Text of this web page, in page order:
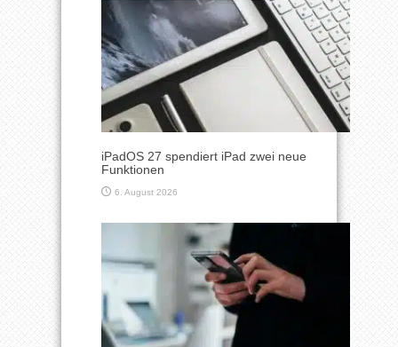
iPadOS 27 spendiert iPad zwei neue
Funktionen
6. August 2026